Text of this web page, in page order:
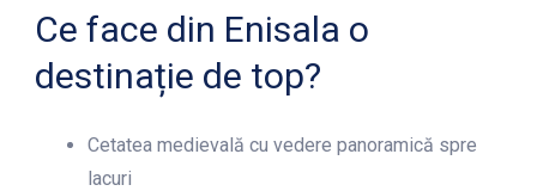
Ce face din Enisala o
destinație de top?
Cetatea medievală cu vedere panoramică spre
lacuri